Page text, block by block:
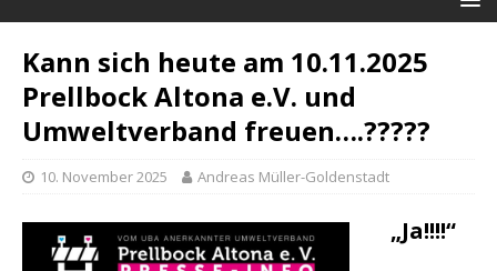
Kann sich heute am 10.11.2025
Prellbock Altona e.V. und
Umweltverband freuen….?????
10. November 2025 Andreas Müller-Goldenstadt
„Ja!!!!“